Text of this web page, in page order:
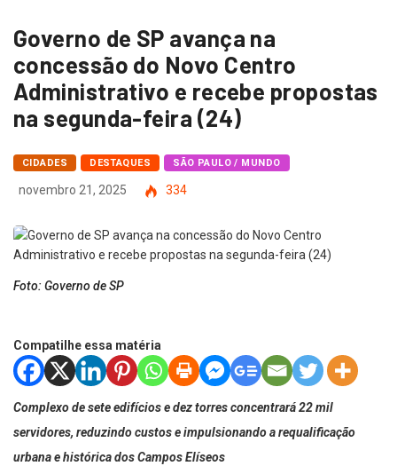
Governo de SP avança na
concessão do Novo Centro
Administrativo e recebe propostas
na segunda-feira (24)
CIDADES DESTAQUES SÃO PAULO / MUNDO
novembro 21, 2025 334
Foto: Governo de SP
Compatilhe essa matéria
Complexo de sete edifícios e dez torres concentrará 22 mil
servidores, reduzindo custos e impulsionando a requalificação
urbana e histórica dos Campos Elíseos